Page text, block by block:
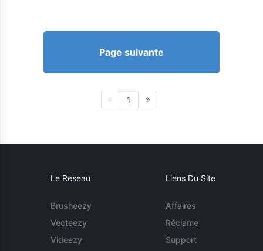
Page suivante
1
Le Réseau
Brusheezy
Vecteezy
Videezy
Liens Du Site
Affaires
Réclame
Support